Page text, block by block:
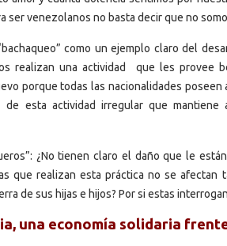
ser venezolanos no basta decir que no
como un ejemplo claro del
realizan una actividad que les provee
porque todas las nacionalidades
esta actividad irregular que
¿No tienen claro el daño que le
que realizan esta práctica no se
de sus hijas e hijos? Por si estas
una economía solidaria